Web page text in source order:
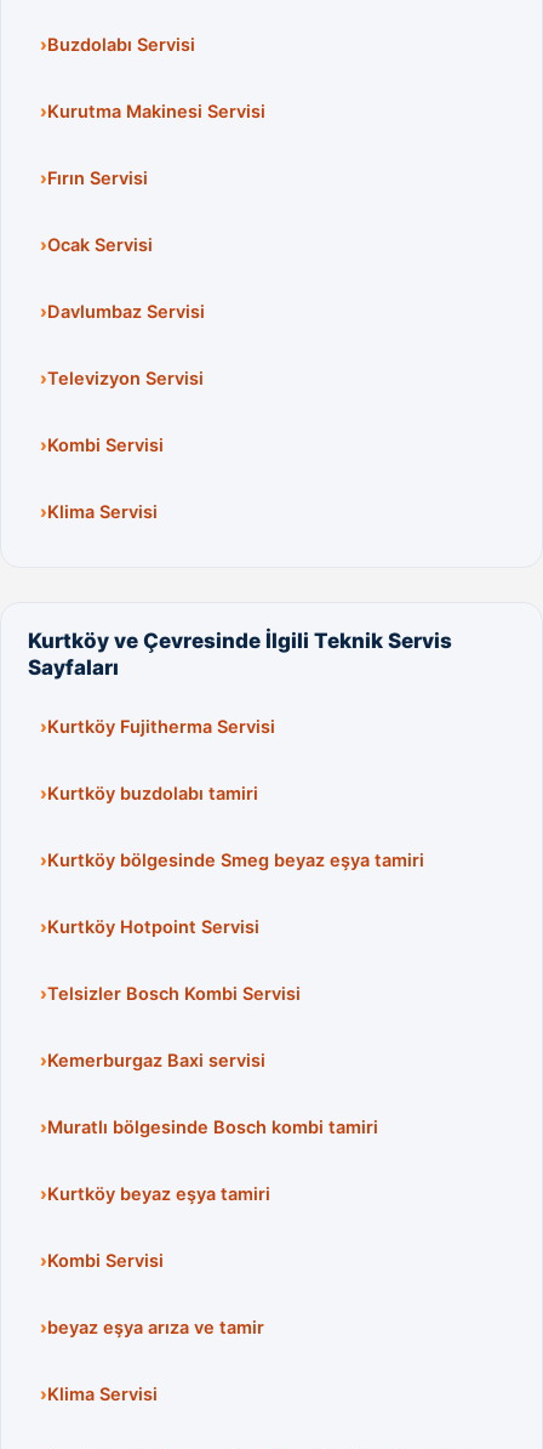
Buzdolabı Servisi
Kurutma Makinesi Servisi
Fırın Servisi
Ocak Servisi
Davlumbaz Servisi
Televizyon Servisi
Kombi Servisi
Klima Servisi
Kurtköy ve Çevresinde İlgili Teknik Servis
Sayfaları
Kurtköy Fujitherma Servisi
Kurtköy buzdolabı tamiri
Kurtköy bölgesinde Smeg beyaz eşya tamiri
Kurtköy Hotpoint Servisi
Telsizler Bosch Kombi Servisi
Kemerburgaz Baxi servisi
Muratlı bölgesinde Bosch kombi tamiri
Kurtköy beyaz eşya tamiri
Kombi Servisi
beyaz eşya arıza ve tamir
Klima Servisi